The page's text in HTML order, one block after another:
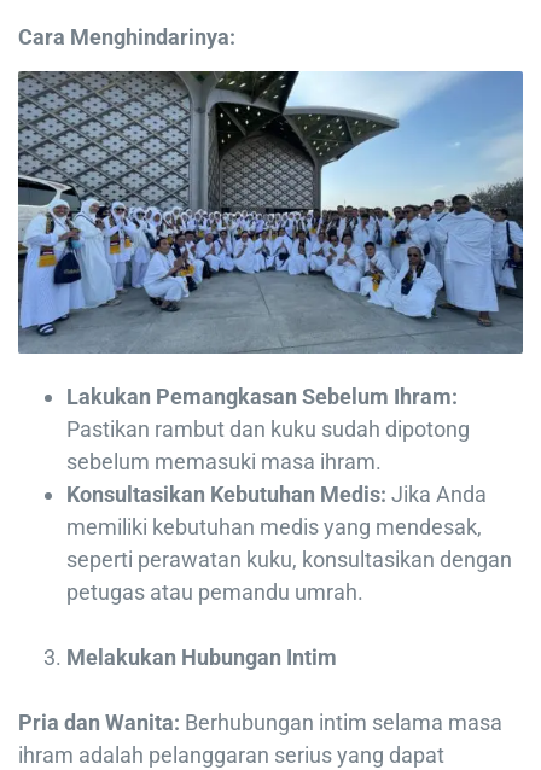
Cara Menghindarinya:
Lakukan Pemangkasan Sebelum Ihram:
Pastikan rambut dan kuku sudah dipotong
sebelum memasuki masa ihram.
Konsultasikan Kebutuhan Medis: Jika Anda
memiliki kebutuhan medis yang mendesak,
seperti perawatan kuku, konsultasikan dengan
petugas atau pemandu umrah.
Melakukan Hubungan Intim
Pria dan Wanita: Berhubungan intim selama masa
ihram adalah pelanggaran serius yang dapat